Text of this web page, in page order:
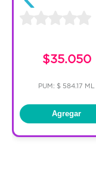
$35.050
PUM: $ 584.17 ML
Agregar